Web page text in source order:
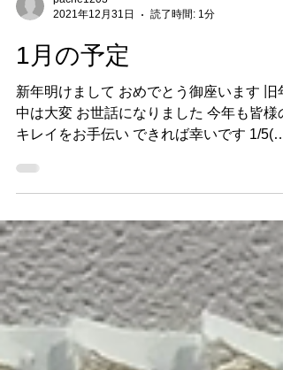
2021年12月31日
1月の予定
新年明けまして おめでとう御座います 旧
中は大変 お世話になりました 今年も皆様
キレイをお手伝い できれば幸いです 1/5(水